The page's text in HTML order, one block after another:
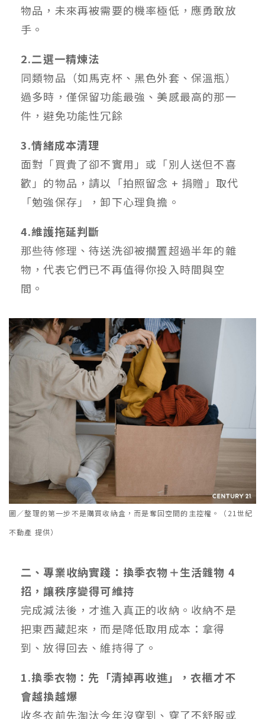
物品，未來再被需要的機率極低，應勇敢放
手。
2.二選一精煉法
同類物品（如馬克杯、黑色外套、保溫瓶）
過多時，僅保留功能最強、美感最高的那一
件，避免功能性冗餘
3.情緒成本清理
面對「買貴了卻不實用」或「別人送但不喜
歡」的物品，請以「拍照留念 + 捐贈」取代
「勉強保存」，卸下心理負擔。
4.維護拖延判斷
那些待修理、待送洗卻被擱置超過半年的雜
物，代表它們已不再值得你投入時間與空
間。
圖／整理的第一步不是購買收納盒，而是奪回空間的主控權。（21世紀
不動產 提供）
二、專業收納實踐：換季衣物＋生活雜物 4
招，讓秩序變得可維持
完成減法後，才進入真正的收納。收納不是
把東西藏起來，而是降低取用成本：拿得
到、放得回去、維持得了。
1.換季衣物：先「清掉再收進」，衣櫃才不
會越換越爆
收冬衣前先淘汰今年沒穿到、穿了不舒服或